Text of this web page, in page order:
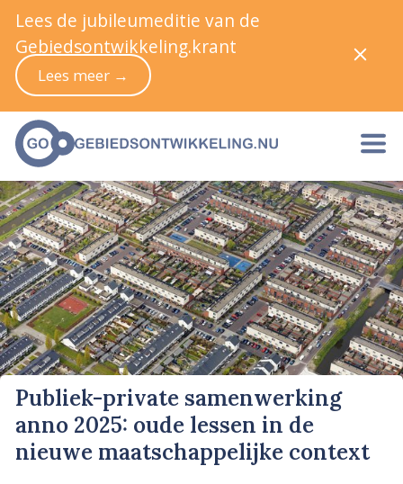
Publiek-private samenwerking
anno 2025: oude lessen in de
nieuwe maatschappelijke context
Lees de jubileumeditie van de
Gebiedsontwikkeling.krant
Lees meer →